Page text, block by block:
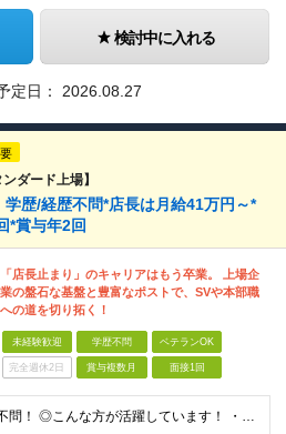
検討中に入れる
定日： 2026.08.27
ダード上場】
歴/経歴不問*店長は月給41万円～*
*賞与年2回
「店長止まり」のキャリアはもう卒業。 上場企
業の盤石な基盤と豊富なポストで、SVや本部職
への道を切り拓く！
未経験歓迎 学歴不問 ベテランOK
完全週休2日 賞与複数月 面接1回
◎学歴不問！ ◎こんな方が活躍しています！ ・研修や制度面が整っている会社で働きたい方 ・店長やその先を目指したい方 ・給与を上げていきたい方 など □未経験・第二新卒・フリーター □ブランクがある